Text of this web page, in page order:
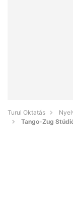
Turul Oktatás
Tango-Zug